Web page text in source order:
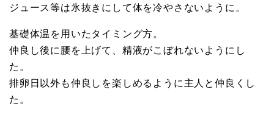
ジュース等は氷抜きにして体を冷やさないように。
基礎体温を用いたタイミング方。
仲良し後に腰を上げて、精液がこぼれないようにし
た。
排卵日以外も仲良しを楽しめるように主人と仲良くし
た。